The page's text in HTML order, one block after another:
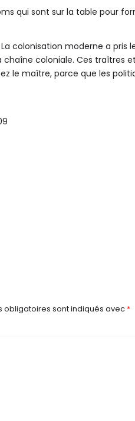
qui sont sur la table pour
colonisation moderne a pris
coloniale. Ces traîtres
le maître, parce que les
obligatoires sont indiqués avec *